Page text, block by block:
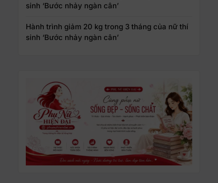
sinh ‘Bước nhảy ngàn cân’
Hành trình giảm 20 kg trong 3 tháng của nữ thí
sinh ‘Bước nhảy ngàn cân’